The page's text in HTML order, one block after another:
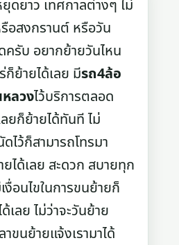
ยาว เทศกาลต่างๆ ไม่
อสงกรานต์ หรือวัน
ครับ อยากย้ายวันไหน
ก็ย้ายได้เลย มีรถ4ล้อ
ลวงไว้บริการตลอด
ยก็ย้ายได้ทันที ไม่
ไว้ก็สามารถโทรมา
ได้เลย สะดวก สบายทุก
อนไขในการขนย้ายก็
เลย ไม่ว่าจะวันย้าย
าขนย้ายแจ้งเรามาได้